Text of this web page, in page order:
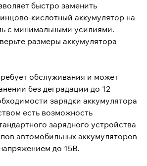
быстро заменить
кислотный аккумулятор на
с минимальными усилиями.
размеры аккумулятора
обслуживания и может
без деградации до 12
зарядки аккумулятора
есть возможность
зарядного устройства
автомобильных аккумуляторов
до 15В.